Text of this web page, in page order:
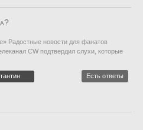
Радостные новости для фанатов
CW подтвердил слухи, которые
Есть ответы